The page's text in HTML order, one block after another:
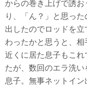
からの巻き上げで誘お
り、「ん？」と思っ
出したのでロッドを
わったかと思うと、相
近くに居た息子もこ
たが、数回のエラ洗
息子。無事ネットイ